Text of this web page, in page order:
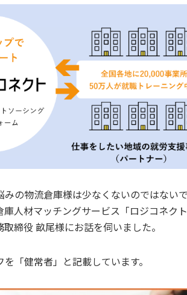
の物流倉庫様は少なくないのではない
人材マッチングサービス「 ロジコネクト
締役 畝尾様にお話を伺いました。
「健常者」と記載しています。